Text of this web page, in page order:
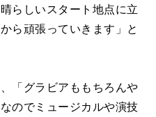
らしいスタート地点に立
ら頑張っていきます」と
「グラビアももちろんや
のでミュージカルや演技